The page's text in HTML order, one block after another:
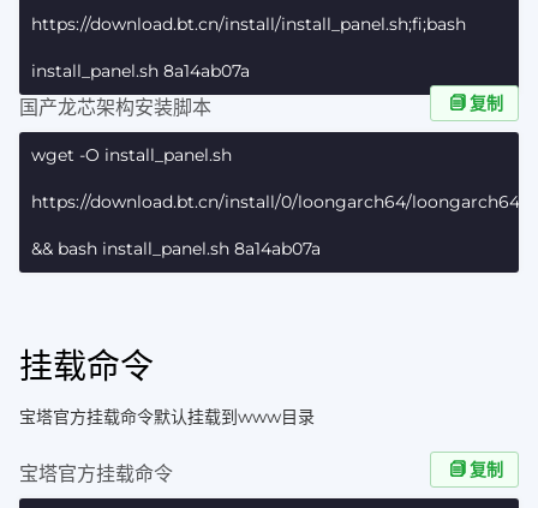
https://download.bt.cn/install/install_panel.sh;fi;bash
install_panel.sh 8a14ab07a
国产龙芯架构安装脚本
wget -O install_panel.sh
https://download.bt.cn/install/0/loongarch64/
&& bash install_panel.sh 8a14ab07a
复制
挂载命令
宝塔官方挂载命令默认挂载到www目录
宝塔官方挂载命令 复制